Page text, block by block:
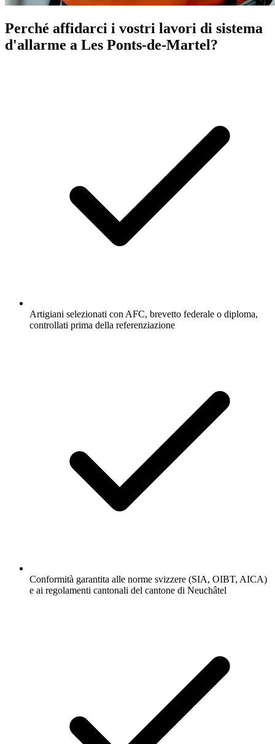
Perché affidarci i vostri lavori di sistema
d'allarme a Les Ponts-de-Martel?
Artigiani selezionati con AFC, brevetto federale o diploma,
controllati prima della referenziazione
Conformità garantita alle norme svizzere (SIA, OIBT, AICA)
e ai regolamenti cantonali del cantone di Neuchâtel